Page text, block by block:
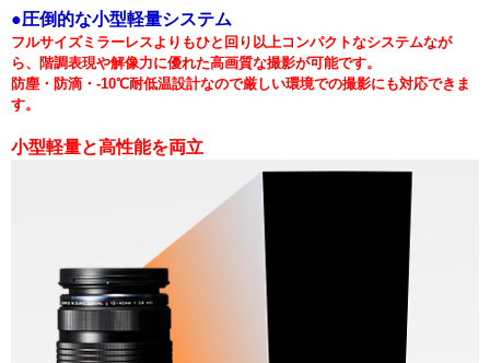
●圧倒的な小型軽量システム
フルサイズミラーレスよりもひと回り以上コンパクトなシステムなが
ら、階調表現や解像力に優れた高画質な撮影が可能です。
防塵・防滴・-10℃耐低温設計なので厳しい環境での撮影にも対応できま
す。
小型軽量と高性能を両立